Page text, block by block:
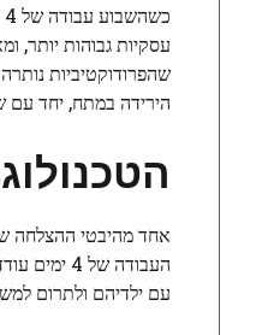
עסקיות גבוהות יותר,
שהפרודוקטיביות
הירידה במתח, יחד עם
אחד מהיבטי ההצלחה
העבודה
עם ילדיהם ולתרום